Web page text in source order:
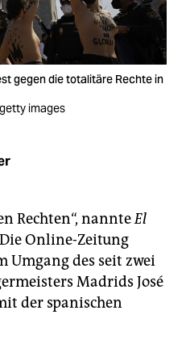
gegen die totalitäre Rechte in
images
Rechten“, nannteEl
Online-Zeitung
Umgang des seit zwei
Madrids José
der spanischen